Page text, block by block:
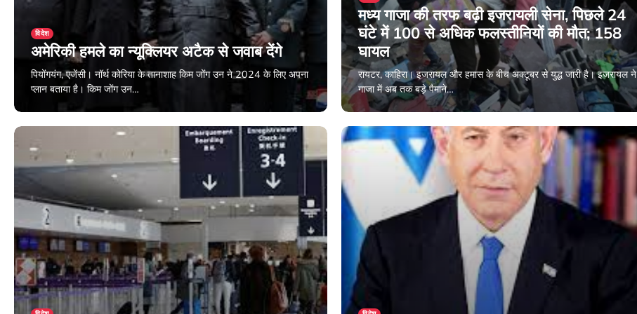
विदेश
अमेरिकी हमले का न्यूक्लियर अटैक से जवाब देंगे
पियोंगयंग, एजेंसी। नॉर्थ कोरिया के तानाशाह किम जोंग उन ने 2024 के लिए अपना
प्लान बताया है। किम जोंग उन…
December 31, 2023
मध्य गाजा की तरफ बढ़ी इजरायली सेना, पिछले 24
घंटे में 100 से अधिक फलस्तीनियों की मौत; 158
घायल
रायटर, काहिरा। इजरायल और हमास के बीच अक्टूबर से युद्ध जारी है। इजरायल ने
गाजा में अब तक बड़े पैमाने…
December 30, 2023